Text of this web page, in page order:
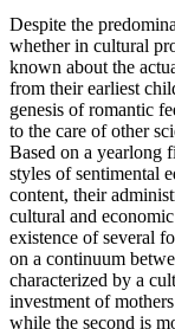
Despite the
whether in cultural
known about the
from their earliest
genesis of romantic
to the care of other
Based on a yearlong
styles of sentimental
content, their
cultural and
existence of several
on a continuum
characterized by a
investment of
while the second is